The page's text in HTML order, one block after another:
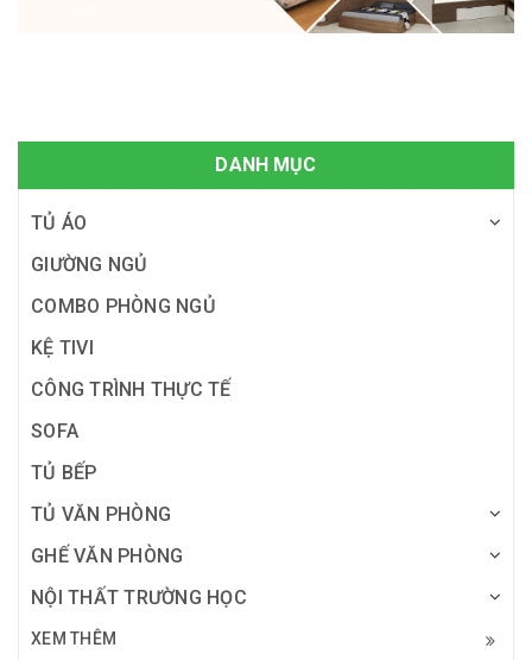
DANH MỤC
TỦ ÁO
GIƯỜNG NGỦ
COMBO PHÒNG NGỦ
KỆ TIVI
CÔNG TRÌNH THỰC TẾ
SOFA
TỦ BẾP
TỦ VĂN PHÒNG
GHẾ VĂN PHÒNG
NỘI THẤT TRƯỜNG HỌC
XEM THÊM